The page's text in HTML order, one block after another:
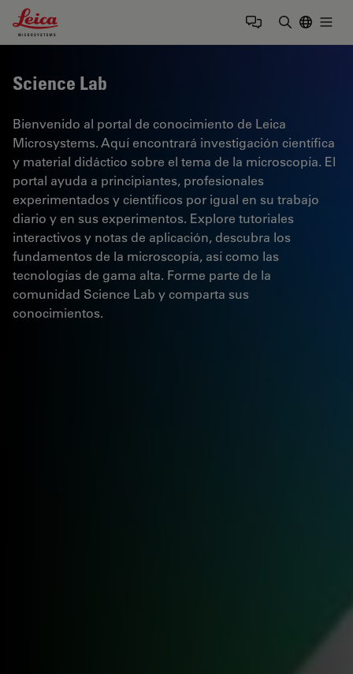
Leica Microsystems Logo
Science Lab
Bienvenido al portal de conocimiento de Leica
Microsystems. Aquí encontrará investigación científica
y material didáctico sobre el tema de la microscopía. El
portal ayuda a principiantes, profesionales
experimentados y científicos por igual en su trabajo
diario y en sus experimentos. Explore tutoriales
interactivos y notas de aplicación, descubra los
fundamentos de la microscopía, así como las
tecnologías de gama alta. Forme parte de la
comunidad Science Lab y comparta sus
conocimientos.